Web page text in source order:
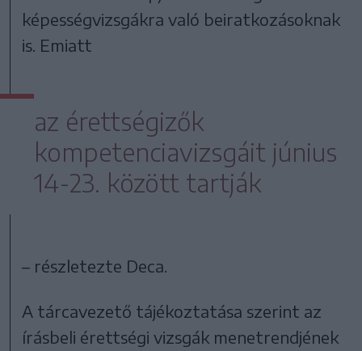
képességvizsgákra való beiratkozásoknak
is. Emiatt
az érettségizők
kompetenciavizsgáit június
14-23. között tartják
– részletezte Deca.
A tárcavezető tájékoztatása szerint az
írásbeli érettségi vizsgák menetrendjének